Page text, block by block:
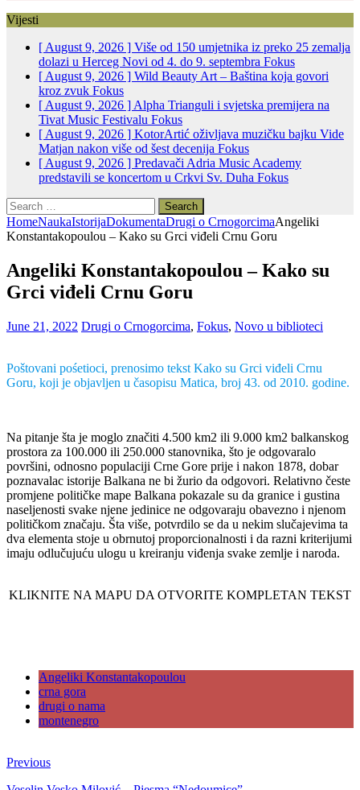
Vijesti
[ August 9, 2026 ] Više od 150 umjetnika iz preko 25 zemalja
dolazi u Herceg Novi od 4. do 9. septembra Fokus
[ August 9, 2026 ] Wild Beauty Art – Baština koja govori
kroz zvuk Fokus
[ August 9, 2026 ] Alpha Trianguli i svjetska premijera na
Tivat Music Festivalu Fokus
[ August 9, 2026 ] KotorArtić oživljava muzičku bajku Vide
Matjan nakon više od šest decenija Fokus
[ August 9, 2026 ] Predavači Adria Music Academy
predstavili se koncertom u Crkvi Sv. Duha Fokus
Search
for:
HomeNaukaIstorijaDokumentaDrugi o CrnogorcimaAngeliki
Konstantakopoulou – Kako su Grci viđeli Crnu Goru
Angeliki Konstantakopoulou – Kako su
Grci viđeli Crnu Goru
June 21, 2022 Drugi o Crnogorcima, Fokus, Novo u biblioteci
Poštovani pośetioci, prenosimo tekst Kako su Grci viđeli Crnu
Goru, koji je objavljen u časopisu Matica, broj 43. od 2010. godine.
Na pitanje šta je moglo značiti 4.500 km2 ili 9.000 km2 balkanskog
prostora za 100.000 ili 250.000 stanovnika, što je odgovaralo
površini, odnosno populaciji Crne Gore prije i nakon 1878, dobar
poznavalac istorije Balkana ne bi žurio da odgovori. Relativno česte
promjene političke mape Balkana pokazale su da granice i gustina
naseljenosti svake njene jedinice ne odgovaraju obavezno i njenom
političkom značaju. Šta više, potvrdilo se da u nekim slučajevima ta
dva elementa stoje u obrnutoj proporcionalnosti i da razni kriterijumi
imaju odlučujuću ulogu u kreiranju viđenja svake zemlje i naroda.
KLIKNITE NA MAPU DA OTVORITE KOMPLETAN TEKST
Angeliki Konstantakopoulou
crna gora
drugi o nama
montenegro
Previous